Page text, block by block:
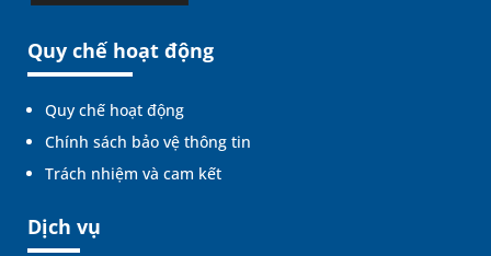
Quy chế hoạt động
Quy chế hoạt động
Chính sách bảo vệ thông tin
Trách nhiệm và cam kết
Dịch vụ